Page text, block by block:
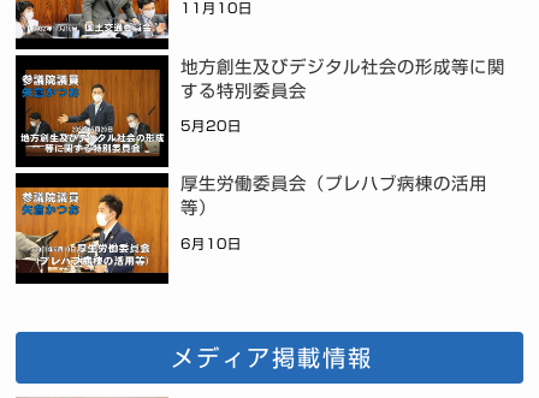
11月10日
地方創生及びデジタル社会の形成等に関
する特別委員会
5月20日
厚生労働委員会（プレハブ病棟の活用
等）
6月10日
メディア掲載情報